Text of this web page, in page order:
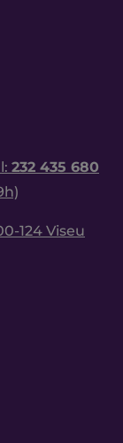
232 435 680
124 Viseu